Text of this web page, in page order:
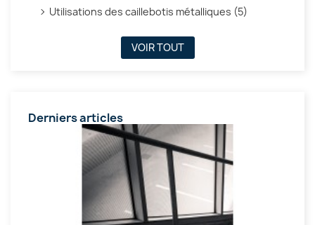
Utilisations des caillebotis métalliques (5)
VOIR TOUT
Derniers articles